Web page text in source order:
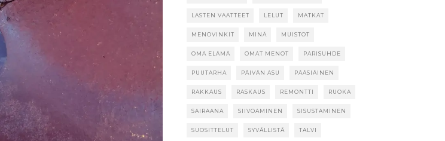
LASTEN VAATTEET LELUT MATKAT
MENOVINKIT MINÄ MUISTOT
OMA ELÄMÄ OMAT MENOT PARISUHDE
PUUTARHA PÄIVÄN ASU PÄÄSIÄINEN
RAKKAUS RASKAUS REMONTTI RUOKA
SAIRAANA SIIVOAMINEN SISUSTAMINEN
SUOSITTELUT SYVÄLLISTÄ TALVI